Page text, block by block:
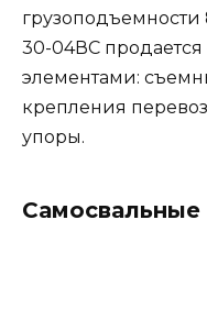
грузоподъемности
30-04ВС
элементами:
крепления
упоры.
Самосвальные